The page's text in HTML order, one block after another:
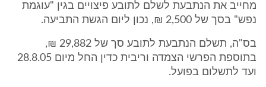
מחייב את הנתבעת לשלם לתובע פיצויים בגין "עוגמת
נפש" בסך של 2,500 ₪, נכון ליום הגשת התביעה.
בס"ה, תשלם הנתבעת לתובע סך של 29,882 ₪,
בתוספת הפרשי הצמדה וריבית כדין החל מיום 28.8.05
ועד לתשלום בפועל.